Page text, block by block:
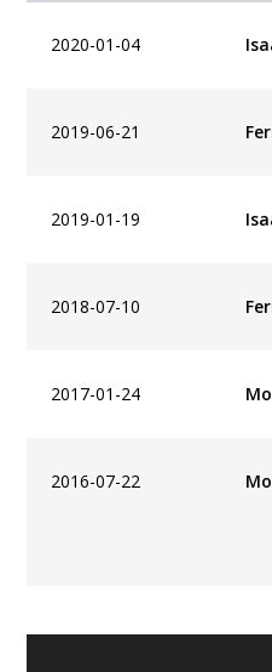
2020-01-04
2019-06-21
2019-01-19
2018-07-10
2017-01-24
2016-07-22